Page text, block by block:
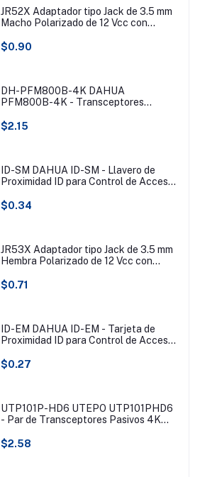
JR52X Adaptador tipo Jack de 3.5 mm
Macho Polarizado de 12 Vcc con
$0.90
DH-PFM800B-4K DAHUA
PFM800B-4K - Transceptores
hasta 8MP a 200 metros. Compatibles
en alta resolución y largas distancias.
$2.15
ID-SM DAHUA ID-SM - Llavero de
Proximidad ID para Control de Acceso/
$0.34
JR53X Adaptador tipo Jack de 3.5 mm
Hembra Polarizado de 12 Vcc con
$0.71
ID-EM DAHUA ID-EM - Tarjeta de
Proximidad ID para Control de Acceso/
$0.27
UTP101P-HD6 UTEPO UTP101PHD6
- Par de Transceptores Pasivos 4K
Empalmes Ordenados, 4K hasta 150m,
$2.58